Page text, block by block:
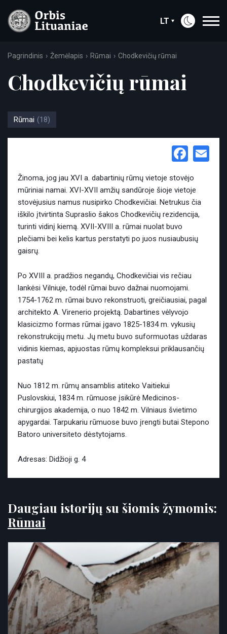
LT
Pagrindinis Žemėlapis Rūmai Chodkevičių rūmai
Chodkevičių rūmai
Rūmai (18)
Žinoma, jog jau XVI a. dabartinių rūmų vietoje stovėjo
mūriniai namai. XVI-XVII amžių sandūroje šioje vietoje
stovėjusius namus nusipirko Chodkevičiai. Netrukus čia
iškilo įtvirtinta Supraslio šakos Chodkevičių rezidencija,
turinti vidinį kiemą. XVII-XVIII a. rūmai nuolat buvo
plečiami bei kelis kartus perstatyti po juos nusiaubusių
gaisrų.
Po XVIII a. pradžios negandų, Chodkevičiai vis rečiau
lankėsi Vilniuje, todėl rūmai buvo dažnai nuomojami.
1754-1762 m. rūmai buvo rekonstruoti, greičiausiai, pagal
architekto A. Virenerio projektą. Dabartines vėlyvojo
klasicizmo formas rūmai įgavo 1825-1834 m. vykusių
rekonstrukcijų metu. Jų metu buvo suformuotas uždaras
vidinis kiemas, apjuostas rūmų kompleksui priklausančių
pastatų
Nuo 1812 m. rūmų ansamblis atiteko Vaitiekui
Puslovskiui, 1834 m. rūmuose įsikūrė Medicinos-
chirurgijos akademija, o nuo 1842 m. Vilniaus švietimo
apygardai. Tarpukariu rūmuose buvo įrengti butai Stepono
Batoro universiteto dėstytojams.
Adresas: Didžioji g. 4
Daugiau istorijų su šiomis žymomis:
Rūmai